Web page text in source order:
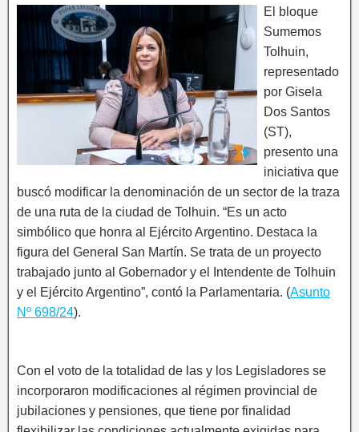
El bloque
Sumemos
Tolhuin,
representado
por Gisela
Dos Santos
(ST),
presento una
iniciativa que
buscó modificar la denominación de un sector de la traza
de una ruta de la ciudad de Tolhuin. “Es un acto
simbólico que honra al Ejército Argentino. Destaca la
figura del General San Martín. Se trata de un proyecto
trabajado junto al Gobernador y el Intendente de Tolhuin
y el Ejército Argentino”, contó la Parlamentaria. (Asunto
Nº 698/24).
Con el voto de la totalidad de las y los Legisladores se
incorporaron modificaciones al régimen provincial de
jubilaciones y pensiones, que tiene por finalidad